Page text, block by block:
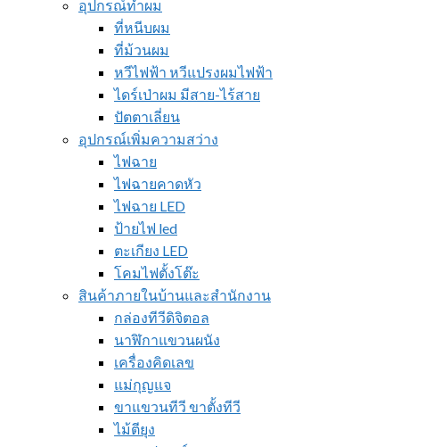
อุปกรณ์ทำผม
ที่หนีบผม
ที่ม้วนผม
หวีไฟฟ้า หวีแปรงผมไฟฟ้า
ไดร์เป่าผม มีสาย-ไร้สาย
ปัตตาเลี่ยน
อุปกรณ์เพิ่มความสว่าง
ไฟฉาย
ไฟฉายคาดหัว
ไฟฉาย LED
ป้ายไฟ led
ตะเกียง LED
โคมไฟตั้งโต๊ะ
สินค้าภายในบ้านและสำนักงาน
กล่องทีวีดิจิตอล
นาฬิกาแขวนผนัง
เครื่องคิดเลข
แม่กุญแจ
ขาแขวนทีวี ขาตั้งทีวี
ไม้ตียุง